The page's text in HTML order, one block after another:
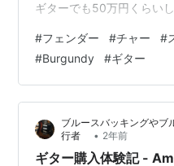
ギターでも50万円くらい
れたよね。 今回は、
話題になってる。 昨日
公式から動画がアップさ
FENDER ( フェンダー ) /
#フェンダー #チャー #
#Burgundy #ギター
ブルースバッキングや
行者
• 2年前
ギター購入体験記 -